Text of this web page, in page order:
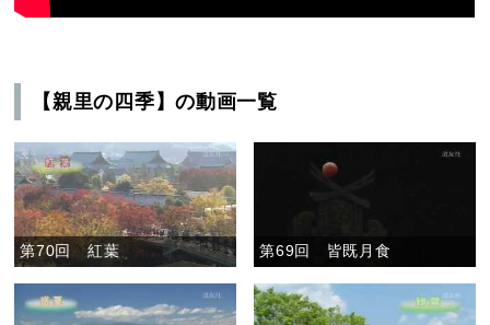
【親里の四季】の動画一覧
第70回 紅葉 第69回 皆既月食